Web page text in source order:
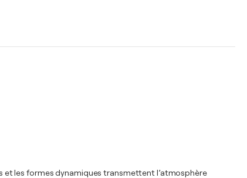
et les formes dynamiques transmettent l’atmosphère